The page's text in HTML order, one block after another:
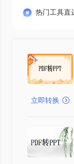
热门工具直
立即转换